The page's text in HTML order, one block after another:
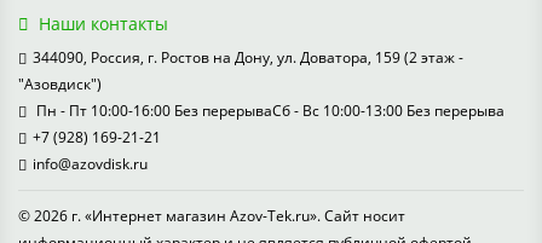
Наши контакты
344090, Россия, г. Ростов на Дону, ул. Доватора, 159 (2 этаж -
"Азовдиск")
Пн - Пт 10:00-16:00 Без перерываСб - Вс 10:00-13:00 Без перерыва
+7 (928) 169-21-21
info@azovdisk.ru
© 2026 г. «Интернет магазин Azov-Tek.ru». Сайт носит